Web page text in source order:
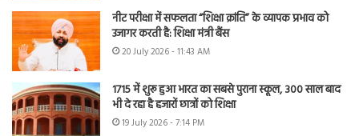
नीट परीक्षा में सफलता “शिक्षा क्रांति” के व्यापक प्रभाव को
उजागर करती है: शिक्षा मंत्री बैंस
20 July 2026 - 11:43 AM
1715 में शुरू हुआ भारत का सबसे पुराना स्कूल, 300 साल बाद
भी दे रहा है हजारों छात्रों को शिक्षा
19 July 2026 - 7:14 PM